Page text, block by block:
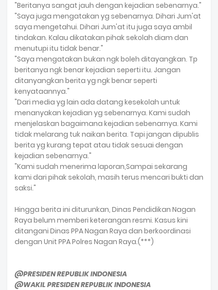
"Beritanya sangat jauh dengan kejadian sebenarnya."
"Saya juga mengatakan yg sebenarnya. Dihari Jum'at
saya mengetahui. Dihari Jum'at itu juga saya ambil
tindakan. Kalau dikatakan pihak sekolah diam dan
menutupi itu tidak benar."
"Saya mengatakan bukan ngk boleh ditayangkan. Tp
beritanya ngk benar kejadian seperti itu. Jangan
ditanyangkan berita yg ngk benar seperti
kenyataannya."
"Dari media yg lain ada datang kesekolah untuk
menanyakan kejadian yg sebenarnya. Kami sudah
menjelaskan bagaimana kejadian sebenarnya. Kami
tidak melarang tuk naikan berita. Tapi jangan dipublis
berita yg kurang tepat atau tidak sesuai dengan
kejadian sebenarnya."
"Kami sudah menerima laporan,Sampai sekarang
kami dari pihak sekolah, masih terus mencari bukti dan
saksi."
Hingga berita ini diturunkan, Dinas Pendidikan Nagan
Raya belum memberi keterangan resmi. Kasus kini
ditangani Dinas PPA Nagan Raya dan berkoordinasi
dengan Unit PPA Polres Nagan Raya.(***)
@PRESIDEN REPUBLIK INDONESIA
@WAKIL PRESIDEN REPUBLIK INDONESIA